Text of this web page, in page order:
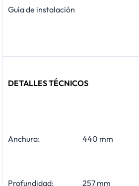
Guía de instalación
DETALLES TÉCNICOS
Anchura: 440 mm
Profundidad: 257 mm